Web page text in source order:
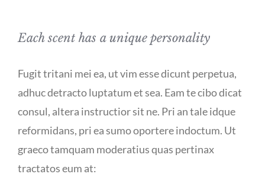
Each scent has a unique personality
Fugit tritani mei ea, ut vim esse dicunt perpetua,
adhuc detracto luptatum et sea. Eam te cibo dicat
consul, altera instructior sit ne. Pri an tale idque
reformidans, pri ea sumo oportere indoctum. Ut
graeco tamquam moderatius quas pertinax
tractatos eum at: